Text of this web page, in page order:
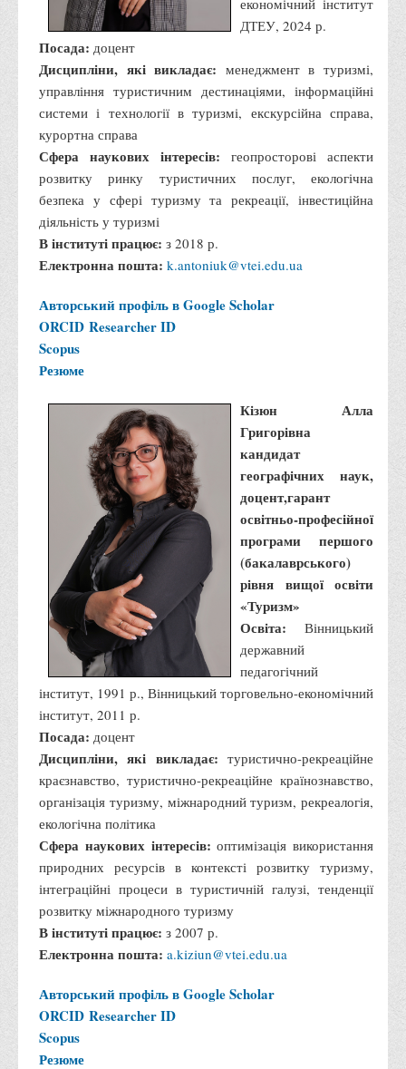
Редакційно-видавничий
Розвитку кар’єри
Ресурсний центр зі сталого розвитку
Моніторингу якості освітнього процесу та інноваційного
розвитку
Грантових проєктів
Грантові проєкти ВТЕІ ДТЕУ
Підтримки технологій та інновацій (TISC)
Психологічного сприяння
Музей грошей
Студенту
Реквізити для оплати
Права та обов'язки студентів
Інформація про гуртожитки
Положення
Положення про переведення здобувачів вищої освіти на
вакантні місця державного замовлення
Положення про старосту академічної групи
Положення про оцінювання результатів навчання
здобувачів вищої освіти
Положення "Про правила призначення академічних
стипендій"
Порядок розрахунків за договорами
Положення про порядок розрахунків за договорами про
навчання(підготовку) громадян України
Порядок надання освітніх платних послуг
Перелік платних освітніх та інших послуг
Путівник першокурсника
Етичний кодекс здобувача вищої освіти
IP дайджест для студентів: про захист прав інтелектуальної
власності
Система управління навчанням
Розклади, графіки
Розклад дзвінків
економічний інститут
ДТЕУ, 2024 р.
Посада: доцент
Дисципліни, які викладає: менеджмент в туризмі,
управління туристичним дестинаціями, інформаційні
системи і технології в туризмі, екскурсійна справа,
курортна справа
Сфера наукових інтересів: геопросторові аспекти
розвитку ринку туристичних послуг, екологічна
безпека у сфері туризму та рекреації, інвестиційна
діяльність у туризмі
В інституті працює: з 2018 р.
Електронна пошта: k.antoniuk@vtei.edu.ua
Авторський профіль в Google Scholar
ORCID Researcher ID
Scopus
Резюме
Кізюн Алла
Григорівна
кандидат
географічних наук,
доцент,гарант
освітньо-професійної
програми першого
(бакалаврського)
рівня вищої освіти
«Туризм»
Освіта: Вінницький
державний
педагогічний
інститут, 1991 р., Вінницький торговельно-економічний
інститут, 2011 р.
Посада: доцент
Дисципліни, які викладає: туристично-рекреаційне
краєзнавство, туристично-рекреаційне країнознавство,
організація туризму, міжнародний туризм, рекреалогія,
екологічна політика
Сфера наукових інтересів:оптимізація використання
природних ресурсів в контексті розвитку туризму,
інтеграційні процеси в туристичній галузі, тенденції
розвитку міжнародного туризму
В інституті працює: з 2007 р.
Електронна пошта: a.kiziun@vtei.edu.ua
Авторський профіль в Google Scholar
ORCID Researcher ID
Scopus
Резюме